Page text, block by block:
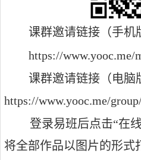
课群邀请链接（手机
https://
课群邀请链接（电脑
https://www.yooc.me/
登录易班后点击“在
将全部作品以图片的形式